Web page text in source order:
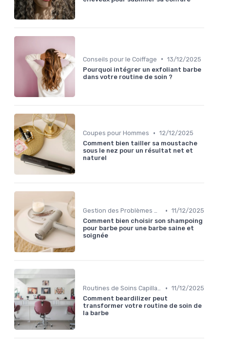
Conseils pour le Coiffage • 13/12/2025
Pourquoi intégrer un exfoliant barbe
dans votre routine de soin ?
Coupes pour Hommes • 12/12/2025
Comment bien tailler sa moustache
sous le nez pour un résultat net et
naturel
Gestion des Problèmes Capillaires • 11/12/2025
Comment bien choisir son shampoing
pour barbe pour une barbe saine et
soignée
Routines de Soins Capillaires • 11/12/2025
Comment beardilizer peut
transformer votre routine de soin de
la barbe